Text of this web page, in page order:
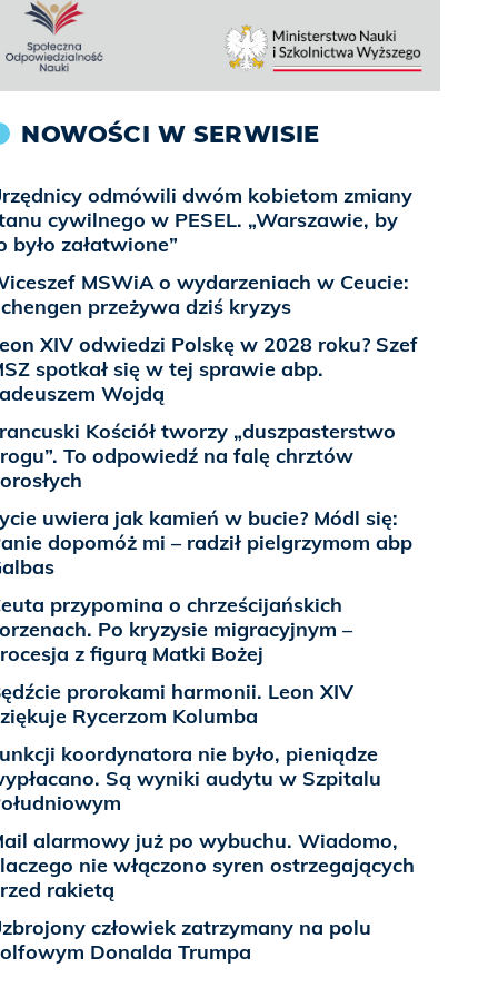
NOWOŚCI W SERWISIE
odmówili dwóm kobietom zmiany
cywilnego w PESEL. „Warszawie, by
było załatwione”
MSWiA o wydarzeniach w Ceucie:
przeżywa dziś kryzys
XIV odwiedzi Polskę w 2028 roku? Szef
spotkał się w tej sprawie abp.
Wojdą
Kościół tworzy „duszpasterstwo
To odpowiedź na falę chrztów
uwiera jak kamień w bucie? Módl się:
dopomóż mi – radził pielgrzymom abp
przypomina o chrześcijańskich
Po kryzysie migracyjnym –
z figurą Matki Bożej
prorokami harmonii. Leon XIV
Rycerzom Kolumba
koordynatora nie było, pieniądze
Są wyniki audytu w Szpitalu
alarmowy już po wybuchu. Wiadomo,
nie włączono syren ostrzegających
rakietą
człowiek zatrzymany na polu
Donalda Trumpa